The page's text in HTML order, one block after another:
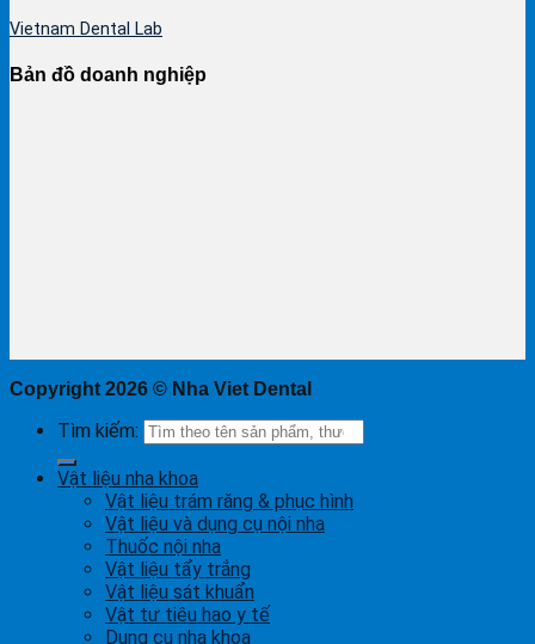
Vietnam Dental Lab
Bản đồ doanh nghiệp
Copyright 2026 © Nha Viet Dental
Tìm kiếm:
Vật liệu nha khoa
Vật liệu trám răng & phục hình
Vật liệu và dụng cụ nội nha
Thuốc nội nha
Vật liệu tẩy trắng
Vật liệu sát khuẩn
Vật tư tiêu hao y tế
Dụng cụ nha khoa